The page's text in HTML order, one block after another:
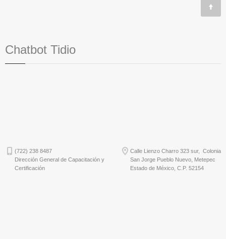
Chatbot Tidio
(722) 238 8487
Dirección General de Capacitación y
Certificación
Calle Lienzo Charro 323 sur, Colonia
San Jorge Pueblo Nuevo, Metepec
Estado de México, C.P. 52154